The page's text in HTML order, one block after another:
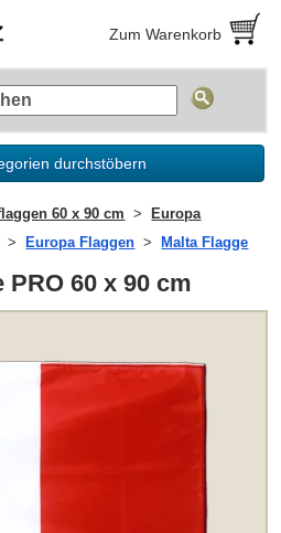
Zum Warenkorb
durchstöbern
60 x 90 cm
Europa
Europa Flaggen Malta Flagge
60 x 90 cm